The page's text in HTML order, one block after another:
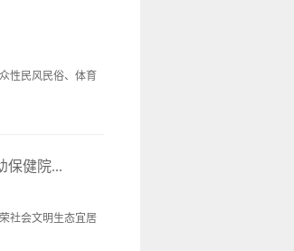
性民风民俗、体育
保健院...
社会文明生态宜居